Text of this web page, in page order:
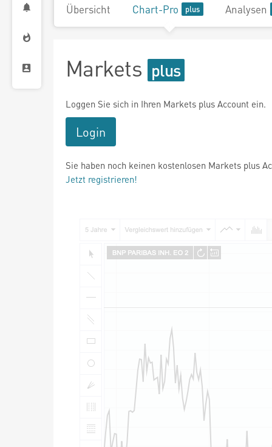
Übersicht Chart-Pro Analysen
Markets
Loggen Sie sich in Ihren Markets plus Account ein.
Login
Sie haben noch keinen kostenlosen Markets plus
Jetzt registrieren!